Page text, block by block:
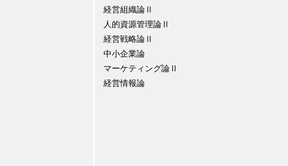
経営組織論Ⅱ
人的資源管理論Ⅱ
経営戦略論Ⅱ
中小企業論
マーケティング論Ⅱ
経営情報論